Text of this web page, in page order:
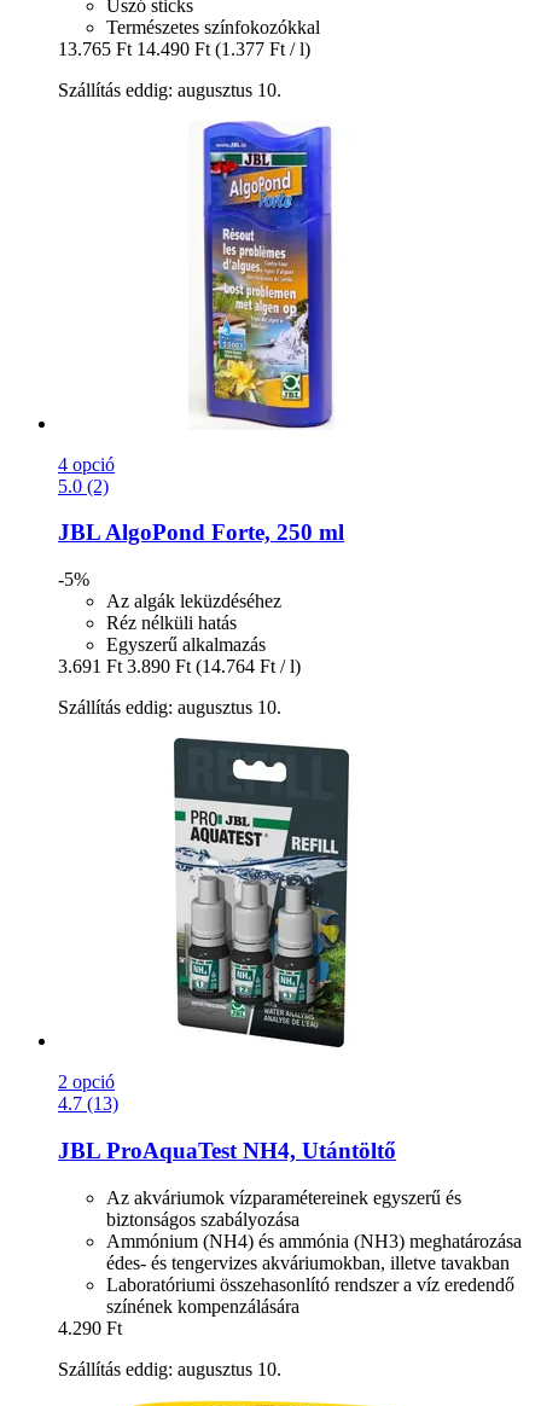
Úszó sticks
Természetes színfokozókkal
13.765 Ft 14.490 Ft (1.377 Ft / l)
Szállítás eddig: augusztus 10.
4 opció
5.0 (2)
JBLAlgoPond Forte, 250 ml
-5%
Az algák leküzdéséhez
Réz nélküli hatás
Egyszerű alkalmazás
3.691 Ft 3.890 Ft (14.764 Ft / l)
Szállítás eddig: augusztus 10.
2 opció
4.7 (13)
JBL ProAquaTest NH4, Utántöltő
Az akváriumok vízparamétereinek egyszerű és
biztonságos szabályozása
Ammónium (NH4) és ammónia (NH3) meghatározása
édes- és tengervizes akváriumokban, illetve tavakban
Laboratóriumi összehasonlító rendszer a víz eredendő
színének kompenzálására
4.290 Ft
Szállítás eddig: augusztus 10.